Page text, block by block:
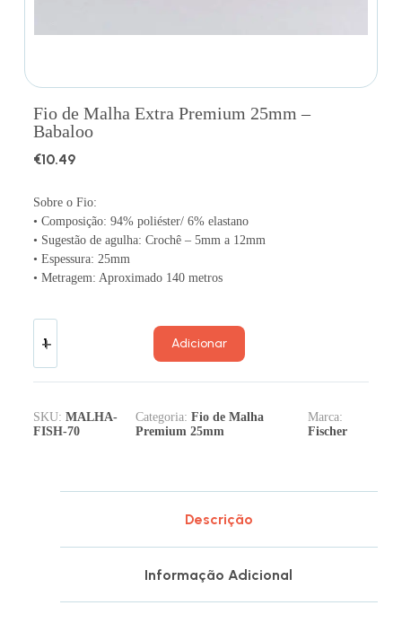
Fio de Malha Extra Premium 25mm –
Babaloo
€10.49
Sobre o Fio:
• Composição: 94% poliéster/ 6% elastano
• Sugestão de agulha: Crochê – 5mm a 12mm
• Espessura: 25mm
• Metragem: Aproximado 140 metros
Adicionar
SKU: MALHA-
FISH-70
Categoria: Fio de Malha
Premium 25mm
Marca:
Fischer
Descrição
Informação Adicional